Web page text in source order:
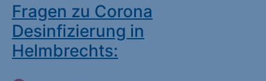
Fragen zu Corona
Desinfizierung in
Helmbrechts: